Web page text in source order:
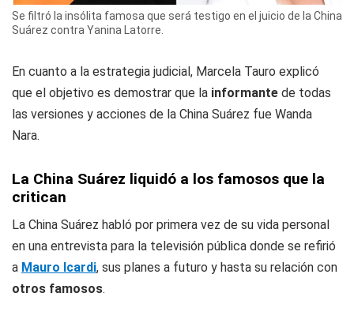
Se filtró la insólita famosa que será testigo en el juicio de la China
Suárez contra Yanina Latorre.
En cuanto a la estrategia judicial, Marcela Tauro explicó
que el objetivo es demostrar que la informante de todas
las versiones y acciones de la China Suárez fue Wanda
Nara.
La China Suárez liquidó a los famosos que la
critican
La China Suárez habló por primera vez de su vida personal
en una entrevista para la televisión pública donde se refirió
a Mauro Icardi, sus planes a futuro y hasta su relación con
otros famosos.